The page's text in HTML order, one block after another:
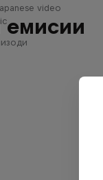
video